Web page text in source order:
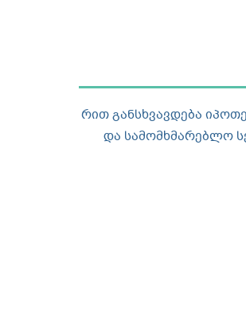
რით განსხვავდება
და სამომხმარებლო